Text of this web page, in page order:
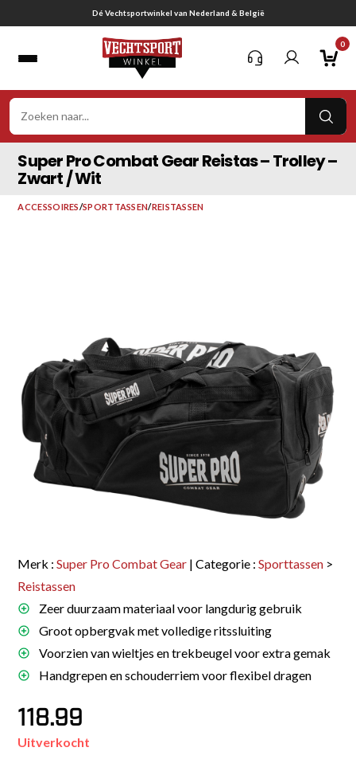
naar
van Nederland & België
0
Super Pro Combat Gear Reistas – Trolley –
Zwart / Wit
ACCESSOIRES/SPORTTASSEN/REISTASSEN
Merk :Super Pro Combat Gear | Categorie :Sporttassen >
Reistassen
Zeer duurzaam materiaal voor langdurig gebruik
Groot opbergvak met volledige ritssluiting
Voorzien van wieltjes en trekbeugel voor extra gemak
Handgrepen en schouderriem voor flexibel dragen
118.99
Uitverkocht